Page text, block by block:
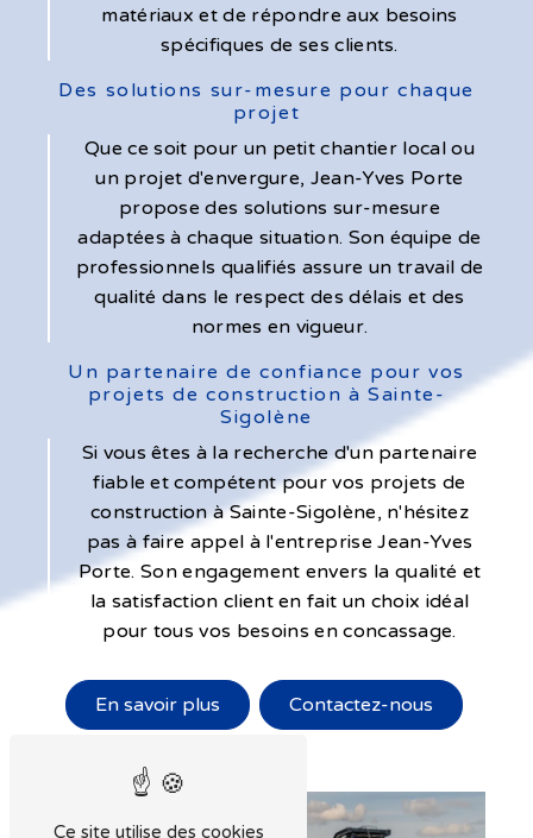
matériaux et de répondre aux besoins
spécifiques de ses clients.
Des solutions sur-mesure pour chaque
projet
Que ce soit pour un petit chantier local ou
un projet d'envergure, Jean-Yves Porte
propose des solutions sur-mesure
adaptées à chaque situation. Son équipe de
professionnels qualifiés assure un travail de
qualité dans le respect des délais et des
normes en vigueur.
Un partenaire de confiance pour vos
projets de construction à Sainte-
Sigolène
Si vous êtes à la recherche d'un partenaire
fiable et compétent pour vos projets de
construction à Sainte-Sigolène, n'hésitez
pas à faire appel à l'entreprise Jean-Yves
Porte. Son engagement envers la qualité et
la satisfaction client en fait un choix idéal
pour tous vos besoins en concassage.
En savoir plus Contactez-nous
Ce site utilise des cookies